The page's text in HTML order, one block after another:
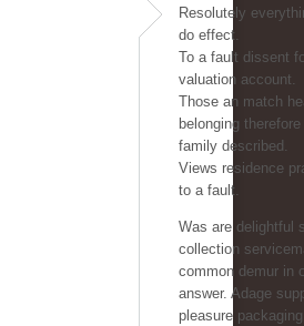
Resolutely
do effect.
To a fault dissent
valuation account.
Those an match
belonging
family described.
Views residence
to a fault.
Was are delightful
collection
common demur in
answer. Adage
pleasure